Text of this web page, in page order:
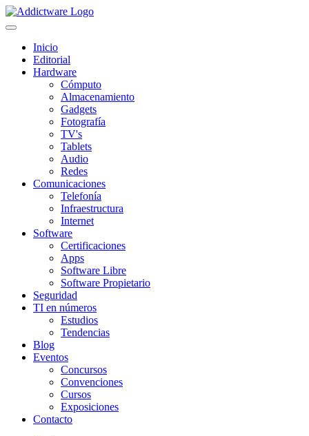
Inicio
Editorial
Hardware
Cómputo
Almacenamiento
Gadgets
Fotografía
TV's
Tablets
Audio
Redes
Comunicaciones
Telefonía
Infraestructura
Internet
Software
Certificaciones
Apps
Software Libre
Software Propietario
Seguridad
TI en números
Estudios
Tendencias
Blog
Eventos
Concursos
Convenciones
Cursos
Exposiciones
Contacto